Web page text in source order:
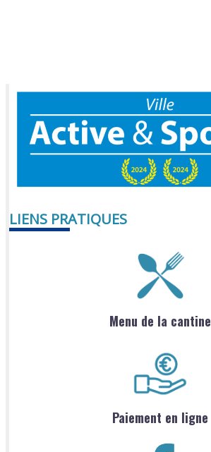
LIENS PRATIQUES
Menu de la cantine
Paiement en ligne